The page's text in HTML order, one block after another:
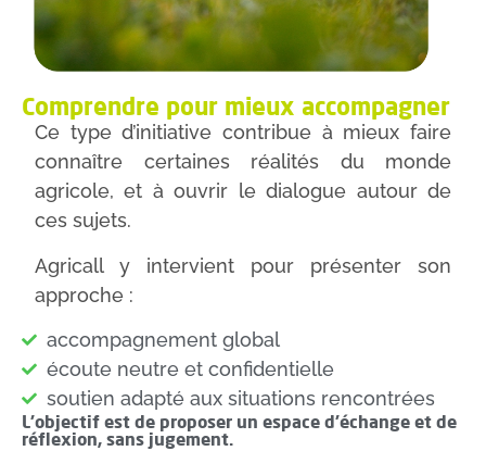
Comprendre pour mieux accompagner
Ce type d’initiative contribue à mieux faire
connaître certaines réalités du monde
agricole, et à ouvrir le dialogue autour de
ces sujets.
Agricall y intervient pour présenter son
approche :
accompagnement global
écoute neutre et confidentielle
soutien adapté aux situations rencontrées
L’objectif est de proposer un espace d’échange et de
réflexion, sans jugement.